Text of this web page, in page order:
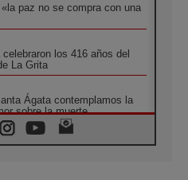
paz no se compra con una
celebraron los 416 años del
La Grita
Ágata contemplamos la
sobre la muerte
el Santuario de la Madre